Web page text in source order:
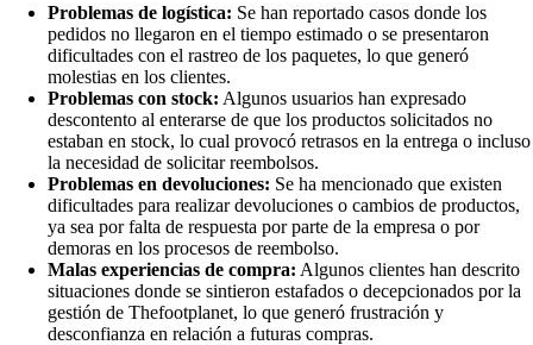
Problemas de logística: Se han reportado casos donde los
pedidos no llegaron en el tiempo estimado o se presentaron
dificultades con el rastreo de los paquetes, lo que generó
molestias en los clientes.
Problemas con stock: Algunos usuarios han expresado
descontento al enterarse de que los productos solicitados no
estaban en stock, lo cual provocó retrasos en la entrega o incluso
la necesidad de solicitar reembolsos.
Problemas en devoluciones: Se ha mencionado que existen
dificultades para realizar devoluciones o cambios de productos,
ya sea por falta de respuesta por parte de la empresa o por
demoras en los procesos de reembolso.
Malas experiencias de compra: Algunos clientes han descrito
situaciones donde se sintieron estafados o decepcionados por la
gestión de Thefootplanet, lo que generó frustración y
desconfianza en relación a futuras compras.